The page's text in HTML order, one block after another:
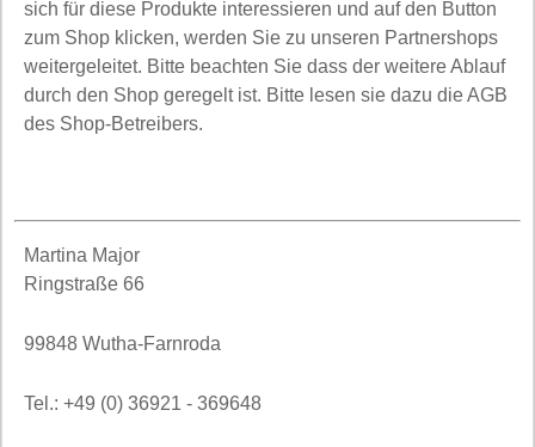
sich für diese Produkte interessieren und auf den Button
zum Shop klicken, werden Sie zu unseren Partnershops
weitergeleitet. Bitte beachten Sie dass der weitere Ablauf
durch den Shop geregelt ist. Bitte lesen sie dazu die AGB
des Shop-Betreibers.
Martina Major
Ringstraße 66
99848 Wutha-Farnroda
Tel.: +49 (0) 36921 - 369648